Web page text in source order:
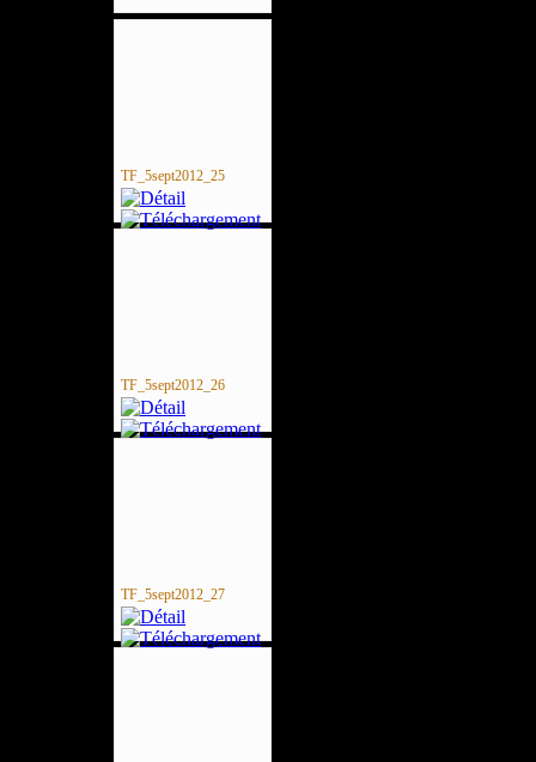
TF_5sept2012_25
TF_5sept2012_26
TF_5sept2012_27